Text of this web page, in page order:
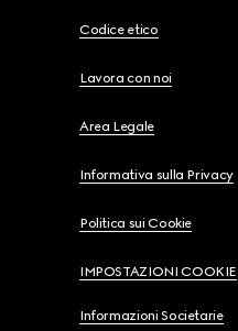
Codice etico
Lavora con noi
Area Legale
Informativa sulla Privacy
Politica sui Cookie
IMPOSTAZIONI COOKIE
Informazioni Societarie